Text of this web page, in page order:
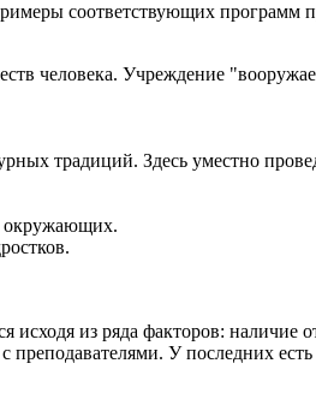
соответствующих программ
человека. Учреждение
традиций. Здесь уместно
окружающих.
из ряда факторов: наличие
У последних есть